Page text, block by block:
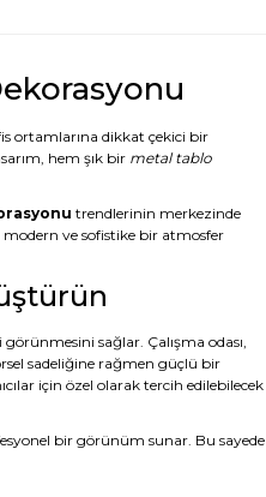
ortamlarına dikkat çekici bir
hem şık bir metal tablo
trendlerinin merkezinde
modern ve sofistike bir atmosfer
sağlar. Çalışma odası,
sadeliğine rağmen güçlü bir
için özel olarak tercih edilebilecek
bir görünüm sunar. Bu sayede